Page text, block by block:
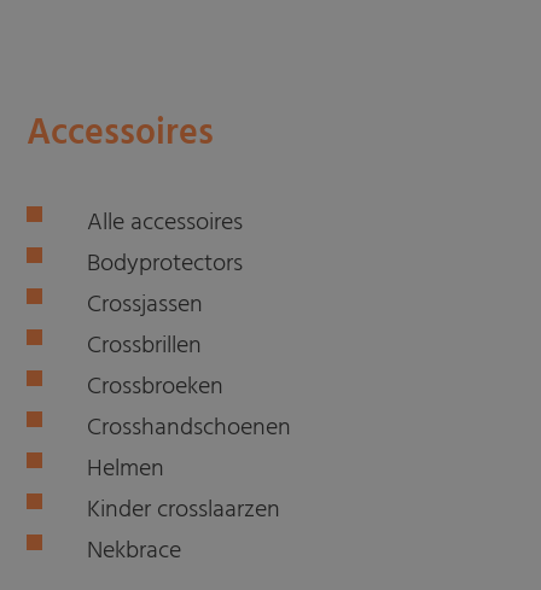
Accessoires
Alle accessoires
Bodyprotectors
Crossjassen
Crossbrillen
Crossbroeken
Crosshandschoenen
Helmen
Kinder crosslaarzen
Nekbrace